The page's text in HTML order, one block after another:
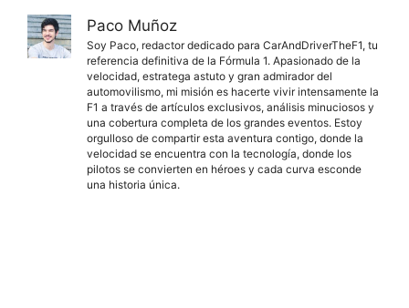
Paco Muñoz
Soy Paco, redactor dedicado para CarAndDriverTheF1, tu
referencia definitiva de la Fórmula 1. Apasionado de la
velocidad, estratega astuto y gran admirador del
automovilismo, mi misión es hacerte vivir intensamente la
F1 a través de artículos exclusivos, análisis minuciosos y
una cobertura completa de los grandes eventos. Estoy
orgulloso de compartir esta aventura contigo, donde la
velocidad se encuentra con la tecnología, donde los
pilotos se convierten en héroes y cada curva esconde
una historia única.